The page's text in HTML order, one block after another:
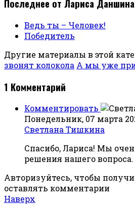
Последнее от Лариса Даншина
Ведь ты – Человек!
Победитель
Другие материалы в этой
звонят колокола А мы уже
1 Комментарий
Комментировать
Понедельник, 07 марта
Светлана Тишкина
Спасибо, Лариса! Мы
решения нашего вопроса.
Авторизуйтесь, чтобы
оставлять комментарии
Наверх